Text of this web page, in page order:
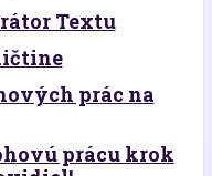
Textu
prác na
prácu krok